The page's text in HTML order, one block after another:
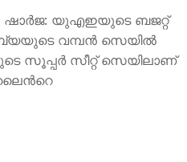
ഷാര്‍ജ: യുഎഇയുടെ ബജറ്റ്
വമ്പന്‍ സെയില്‍
സൂപ്പര്‍ സീറ്റ് സെയിലാണ്